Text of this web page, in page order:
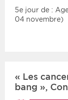
5e jour de :
04 novembre)
« Les
bang »,